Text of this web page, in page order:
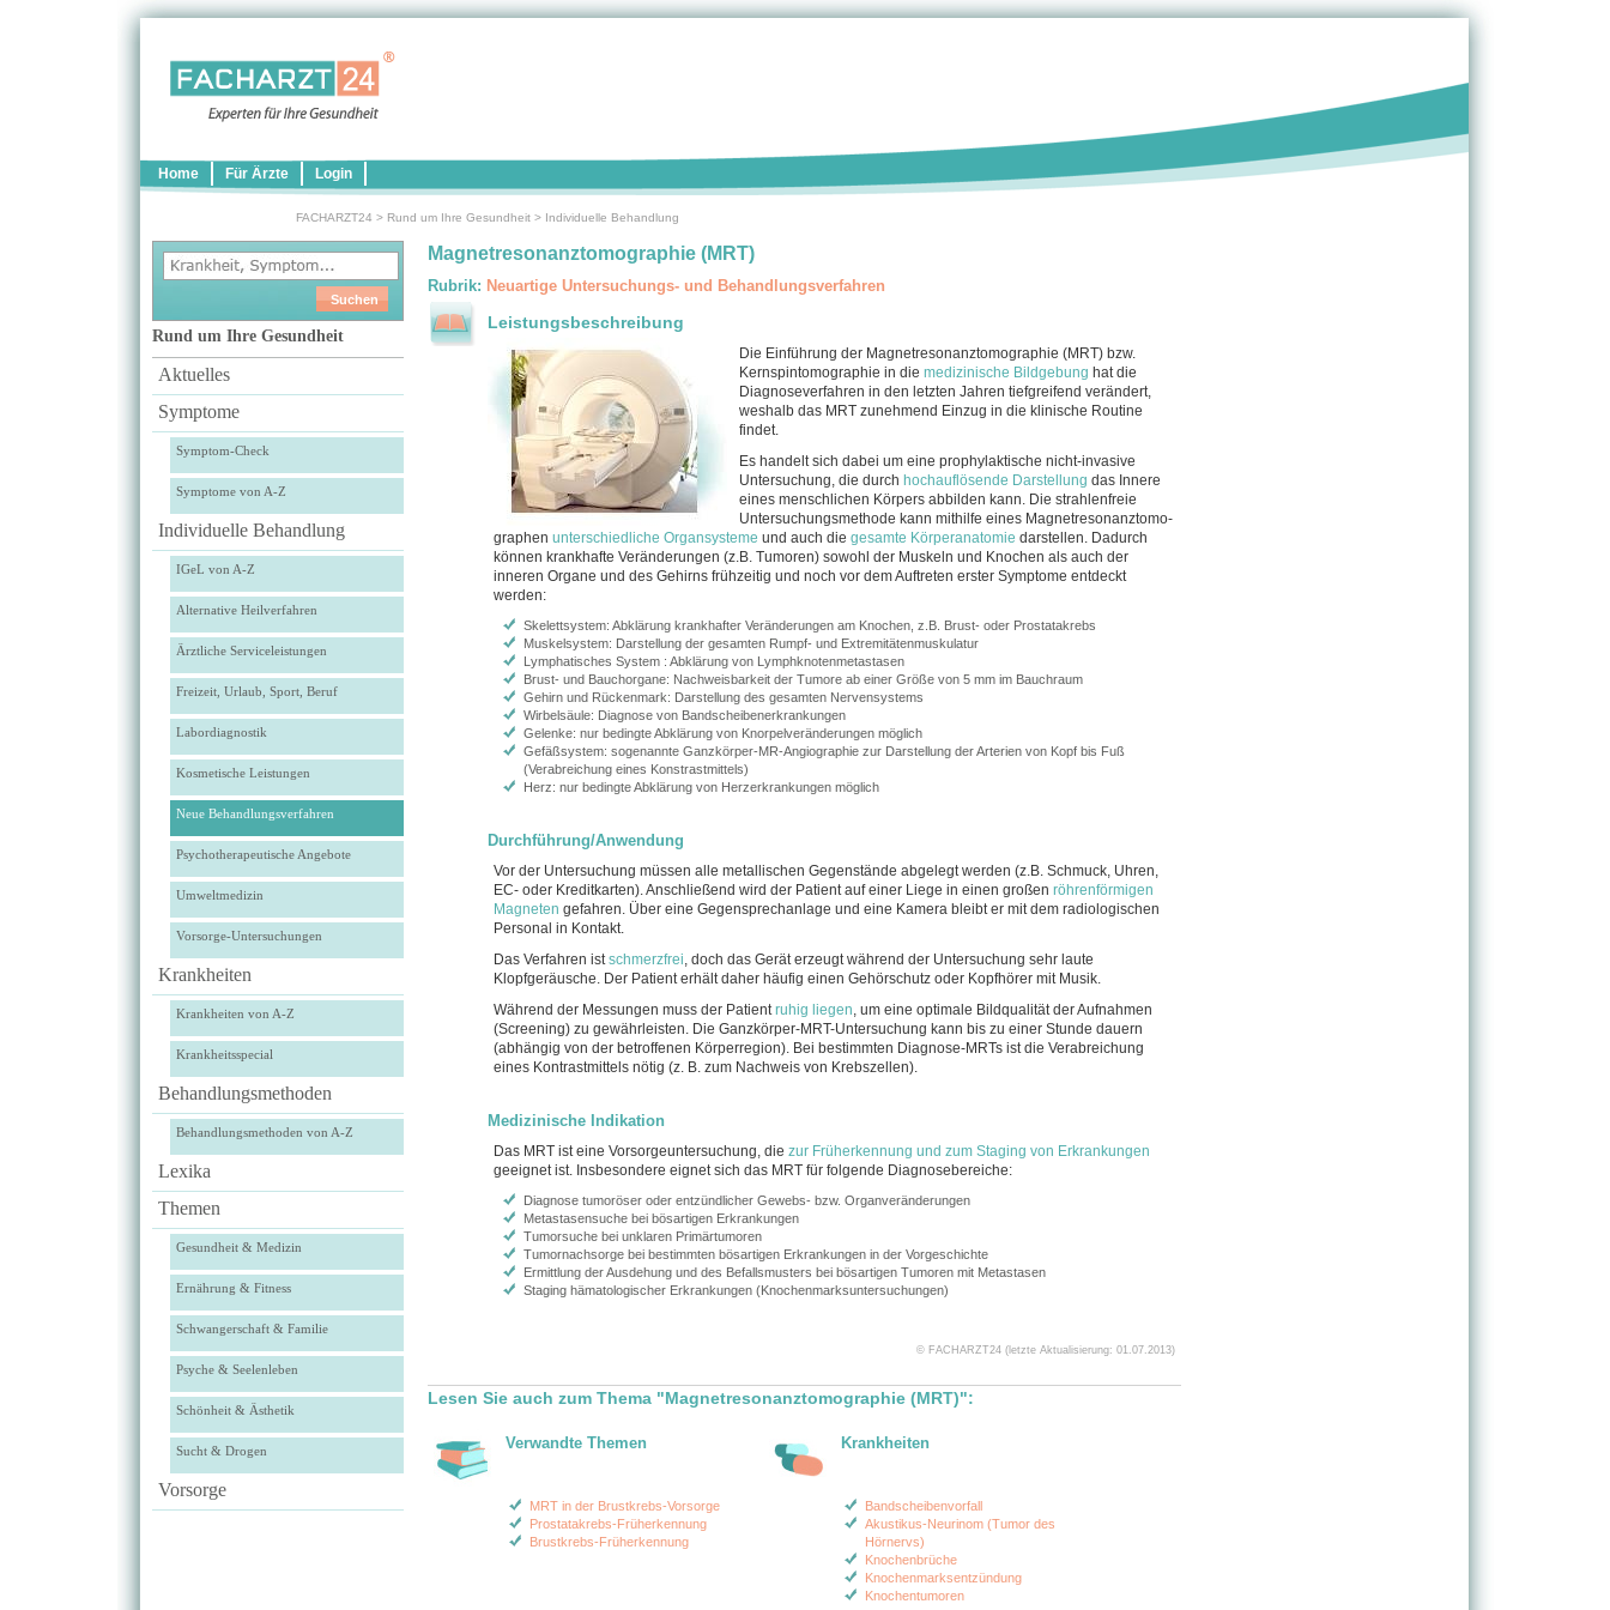
Home Für Ärzte Login
FACHARZT24 > Rund um Ihre Gesundheit> Individuelle Behandlung
Rund um Ihre Gesundheit
Aktuelles
Symptome
Symptom-Check
Symptome von A-Z
Individuelle Behandlung
IGeL von A-Z
Alternative Heilverfahren
Ärztliche Serviceleistungen
Freizeit, Urlaub, Sport, Beruf
Labordiagnostik
Kosmetische Leistungen
Neue Behandlungsverfahren
Psychotherapeutische Angebote
Umweltmedizin
Vorsorge-Untersuchungen
Krankheiten
Krankheiten von A-Z
Krankheitsspecial
Behandlungsmethoden
Behandlungsmethoden von A-Z
Lexika
Themen
Gesundheit & Medizin
Ernährung & Fitness
Schwangerschaft & Familie
Psyche & Seelenleben
Schönheit & Ästhetik
Sucht & Drogen
Vorsorge
Magnetresonanztomographie (MRT)
Rubrik: Neuartige Untersuchungs- und Behandlungsverfahren
Leistungsbeschreibung
Die Einführung der Magnetre­sonanztomographie (MRT) bzw.
Kernspintomographie in die medizinische Bildgebung hat die
Diagnoseverfahren in den letzten Jahren tiefgreifend verändert,
weshalb das MRT zunehmend Einzug in die klinische Routine
findet.
Es handelt sich dabei um eine prophylaktische nicht-invasive
Untersuchung, die durch hochauflösende Darstellung das Innere
eines menschlichen Körpers abbilden kann. Die strahlenfreie
Untersuchungsmethode kann mithilfe eines Magnetresonanztomo­
graphen unterschiedliche Organsysteme und auch die gesamte Körperanatomie darstellen. Dadurch
können krankhafte Veränderungen (z.B. Tumoren) sowohl der Muskeln und Knochen als auch der
inneren Organe und des Gehirns frühzeitig und noch vor dem Auftreten erster Symptome entdeckt
werden:
Skelettsystem: Abklärung krankhafter Veränderungen am Knochen, z.B. Brust- oder Prostatakrebs
Muskelsystem: Darstellung der gesamten Rumpf- und Extremitätenmuskulatur
Lymphatisches System : Abklärung von Lymphknotenmetastasen
Brust- und Bauchorgane: Nachweisbarkeit der Tumore ab einer Größe von 5 mm im Bauchraum
Gehirn und Rückenmark: Darstellung des gesamten Nervensystems
Wirbelsäule: Diagnose von Bandscheibenerkrankungen
Gelenke: nur bedingte Abklärung von Knorpelveränderungen möglich
Gefäßsystem: sogenannte Ganzkörper-MR-Angiographie zur Darstellung der Arterien von Kopf bis Fuß
(Verabreichung eines Konstrastmittels)
Herz: nur bedingte Abklärung von Herzerkrankungen möglich
Durchführung/Anwendung
Vor der Untersuchung müssen alle metallischen Gegenstände abgelegt werden (z.B. Schmuck, Uhren,
EC- oder Kreditkarten). Anschließend wird der Patient auf einer Liege in einen großen röhrenförmigen
Magneten gefahren. Über eine Gegensprechanlage und eine Kamera bleibt er mit dem radiologischen
Personal in Kontakt.
Das Verfahren istschmerzfrei, doch das Gerät erzeugt während der Untersuchung sehr laute
Klopfgeräusche. Der Patient erhält daher häufig einen Gehörschutz oder Kopfhörer mit Musik.
Während der Messungen muss der Patientruhig liegen, um eine optimale Bildqualität der Aufnahmen
(Screening) zu gewährleisten. Die Ganzkörper-MRT-Untersuchung kann bis zu einer Stunde dauern
(abhängig von der betroffenen Körperregion). Bei bestimmten Diagnose-MRTs ist die Verabreichung
eines Kontrastmittels nötig (z. B. zum Nachweis von Krebszellen).
Medizinische Indikation
Das MRT ist eine Vorsorgeuntersuchung, die zur Früherkennung und zum Staging von Erkrankungen
geeignet ist. Insbesondere eignet sich das MRT für folgende Diagnosebereiche:
Diagnose tumoröser oder entzündlicher Gewebs- bzw. Organveränderungen
Metastasensuche bei bösartigen Erkrankungen
Tumorsuche bei unklaren Primärtumoren
Tumornachsorge bei bestimmten bösartigen Erkrankungen in der Vorgeschichte
Ermittlung der Ausdehung und des Befallsmusters bei bösartigen Tumoren mit Metastasen
Staging hämatologischer Erkrankungen (Knochenmarksuntersuchungen)
© FACHARZT24 (letzte Aktualisierung: 01.07.2013)
Lesen Sie auch zum Thema "Magnetresonanztomographie (MRT)":
Verwandte Themen
MRT in der Brustkrebs-Vorsorge
Prostatakrebs-Früherkennung
Brustkrebs-Früherkennung
Krankheiten
Bandscheibenvorfall
Akustikus-Neurinom (Tumor des
Hörnervs)
Knochenbrüche
Knochenmarksentzündung
Knochentumoren